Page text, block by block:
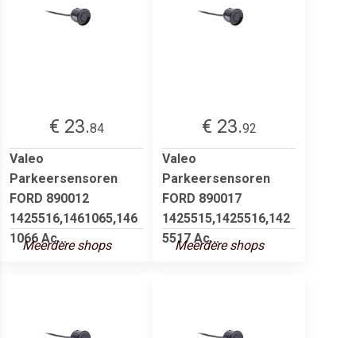
€ 23.84
Valeo
Parkeersensoren
FORD 890012
1425516,1461065,146
1066 Ac...
Meerdere shops
€ 23.92
Valeo
Parkeersensoren
FORD 890017
1425515,1425516,142
5517 Ac...
Meerdere shops